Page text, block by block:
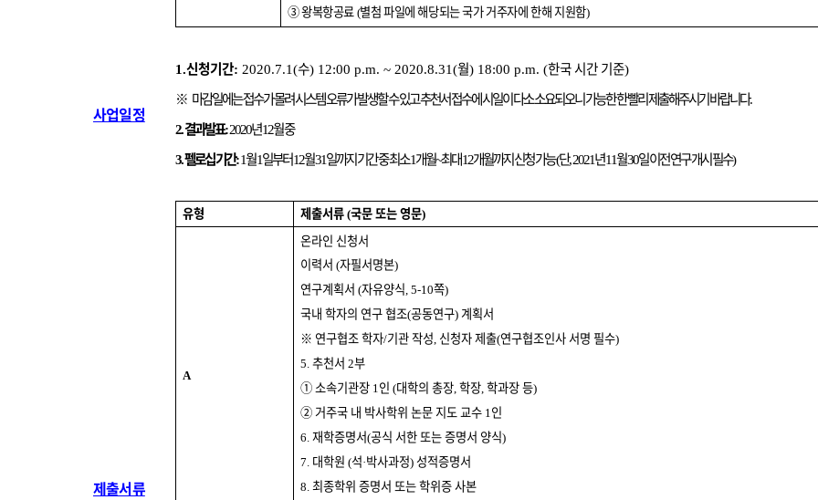
③왕복항공료 (별첨 파일에 해당되는 국가 거주자에 한해 지원함)
사업일정
1.신청기간: 2020.7.1(수) 12:00 p.m. ~ 2020.8.31(월) 18:00 p.m. (한국 시간 기준)
※ 마감일에는 접수가 몰려 시스템 오류가 발생할 수 있고 추천서 접수에 시일이 다소 소요되오니 가능한 한 빨리 제출해주시기 바랍니다.
2.결과발표:2020년12월 중
3.펠로십 기간:1월1일부터12월31일까지 기간 중 최소1개월~최대12개월까지 신청 가능(단, 2021년11월30일 이전 연구 개시 필수)
제출서류
유형 제출서류 (국문 또는 영문)
A
온라인 신청서
이력서 (자필서명본)
연구계획서 (자유양식 , 5-10쪽)
국내 학자의 연구 협조(공동연구) 계획서
※ 연구협조 학자/기관 작성 신청자 제출(연구협조인사 서명 필수)
5. 추천서 2부
① 소속기관장 1 인 (대학의 총장, 학장, 학과장 등)
②거주국 내 박사학위 논문 지도 교수 1 인
6. 재학증명서(공식 서한 또는 증명서 양식)
7. 대학원 (석·박사과정) 성적증명서
8. 최종학위 증명서 또는 학위증 사본